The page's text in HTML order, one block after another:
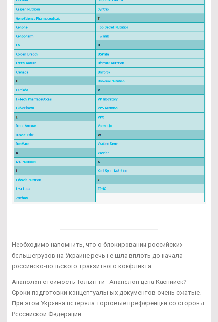
Необходимо напомнить, что о блокировании российских
большегрузов на Украине речь не шла вплоть до начала
российско-польского транзитного конфликта.
Анаполон стоимость Тольятти - Анаполон цена Каспийск?
Сроки подготовки концептуальных документов очень сжатые.
При этом Украина потеряла торговые преференции со стороны
Российской Федерации.